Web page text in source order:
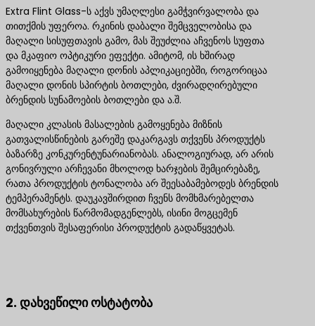
Extra Flint Glass-ს აქვს უმაღლესი გამჭვირვალობა და
თითქმის უფეროა. რკინის დაბალი შემცველობისა და
მაღალი სისუფთავის გამო, მას შეუძლია აჩვენოს სუფთა
და მკაფიო ოპტიკური ეფექტი. ამიტომ, ის ხშირად
გამოიყენება მაღალი დონის აპლიკაციებში, როგორიცაა
მაღალი დონის სპირტის ბოთლები, ძვირადღირებული
ბრენდის სუნამოების ბოთლები და ა.შ.
მაღალი კლასის მასალების გამოყენება მიზნის
გათვალისწინების გარეშე დაკარგავს თქვენს პროდუქტს
ბაზარზე კონკურენტუნარიანობას. ანალოგიურად, არ არის
გონივრული არჩევანი მხოლოდ ხარჯების შემცირებაზე,
რათა პროდუქტის ტონალობა არ შეესაბამებოდეს ბრენდის
ტემპერამენტს. დაუკავშირდით ჩვენს მომხმარებელთა
მომსახურების წარმომადგენლებს, ისინი მოგცემენ
თქვენთვის შესაფერისი პროდუქტის გადაწყვეტას.
2. დახვეწილი ოსტატობა